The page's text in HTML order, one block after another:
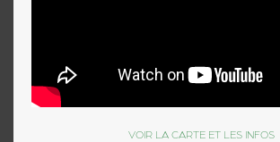
VOIR LA CARTE ET LES INFOS